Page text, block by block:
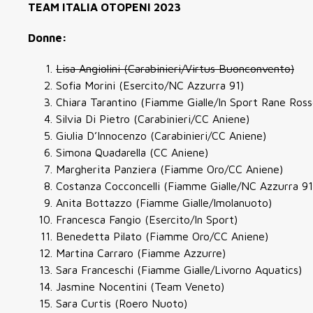
TEAM ITALIA OTOPENI 2023
Donne:
Lisa Angiolini (Carabinieri/Virtus Buonconvento)
Sofia Morini (Esercito/NC Azzurra 91)
Chiara Tarantino (Fiamme Gialle/In Sport Rane
Silvia Di Pietro (Carabinieri/CC Aniene)
Giulia D’Innocenzo (Carabinieri/CC Aniene)
Simona Quadarella (CC Aniene)
Margherita Panziera (Fiamme Oro/CC Aniene)
Costanza Cocconcelli (Fiamme Gialle/NC Azzurra
Anita Bottazzo (Fiamme Gialle/Imolanuoto)
Francesca Fangio (Esercito/In Sport)
Benedetta Pilato (Fiamme Oro/CC Aniene)
Martina Carraro (Fiamme Azzurre)
Sara Franceschi (Fiamme Gialle/Livorno Aquatics)
Jasmine Nocentini (Team Veneto)
Sara Curtis (Roero Nuoto)